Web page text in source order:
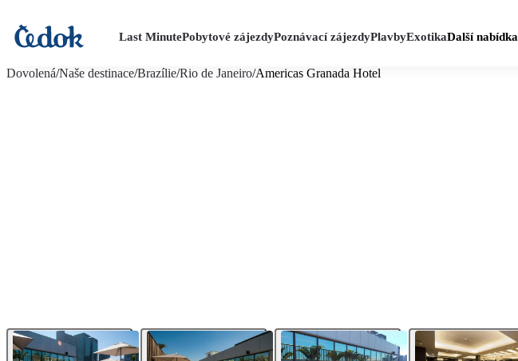
Last MinutePobytové zájezdyPoznávací zájezdyPlavbyExotikaDalší nabídka
Dovolená/Naše destinace/Brazílie/Rio de Janeiro/Americas Granada Hotel